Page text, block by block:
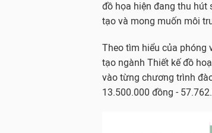
đồ họa hiện đang thu hút
tạo và mong muốn môi
Theo tìm hiểu của phóng
tạo ngành Thiết kế đồ
vào từng chương trình
13.500.000 đồng -